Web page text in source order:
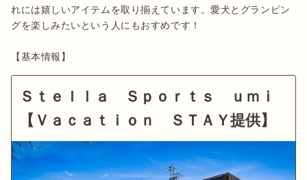
れには嬉しいアイテムを取り揃えています。愛犬とグランピン
グを楽しみたいという人にもおすめです！
【基本情報】
Ｓｔｅｌｌａ Ｓｐｏｒｔｓ ｕｍｉ
【Ｖａｃａｔｉｏｎ ＳＴＡＹ提供】